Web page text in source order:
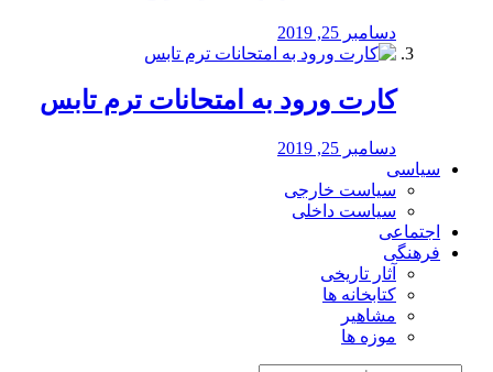
دسامبر 25, 2019
کارت ورود به امتحانات ترم تابس
دسامبر 25, 2019
سیاسی
سیاست خارجی
سیاست داخلی
اجتماعی
فرهنگی
آثار تاریخی
کتابخانه ها
مشاهیر
موزه ها